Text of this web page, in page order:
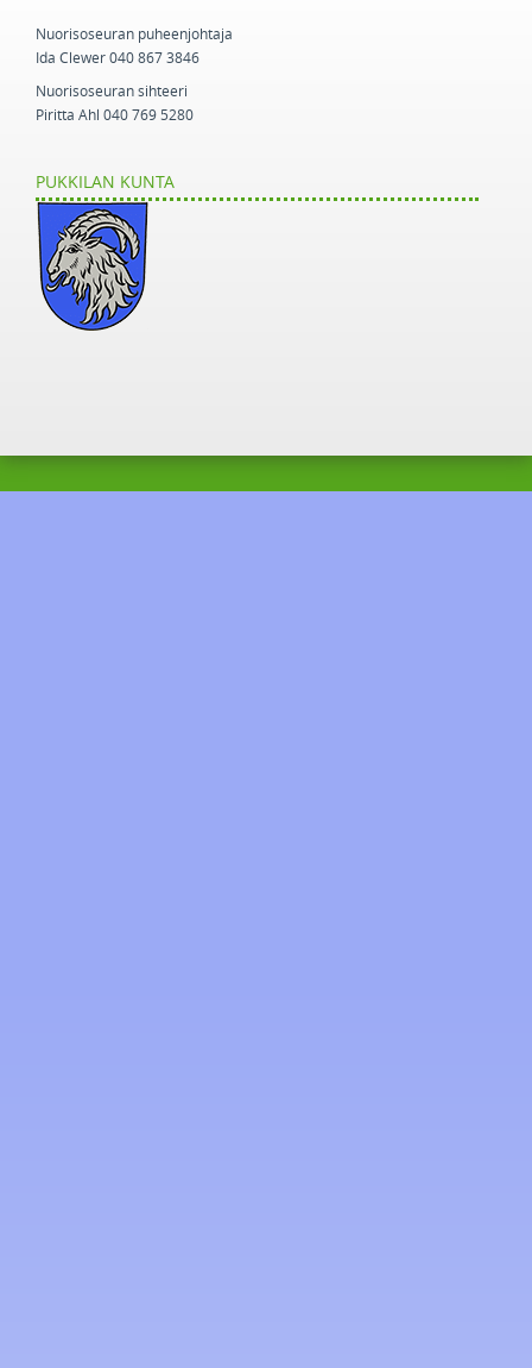
Nuorisoseuran puheenjohtaja
Ida Clewer 040 867 3846
Nuorisoseuran sihteeri
Piritta Ahl 040 769 5280
PUKKILAN KUNTA